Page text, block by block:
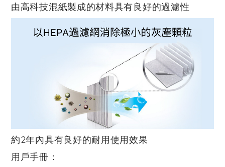
由高科技混紙製成的材料具有良好的過濾性
約2年內具有良好的耐用使用效果
用戶手冊：